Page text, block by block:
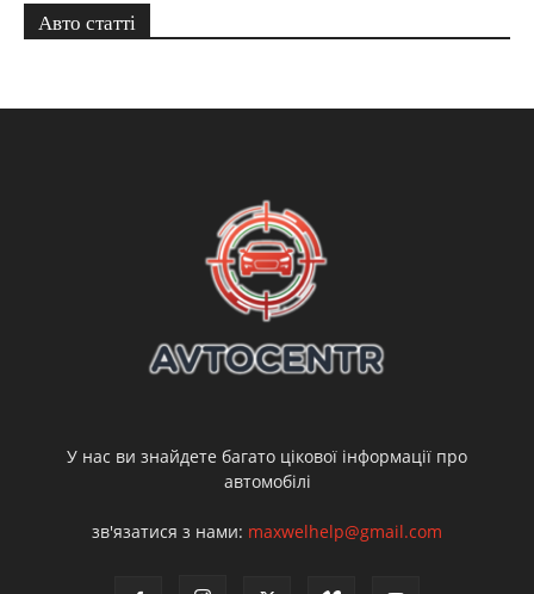
Авто статті
У нас ви знайдете багато цікової інформації про
автомобілі
зв'язатися з нами: maxwelhelp@gmail.com